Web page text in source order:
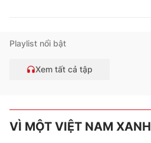
Playlist nổi bật
Xem tất cả tập
VÌ MỘT VIỆT NAM XANH